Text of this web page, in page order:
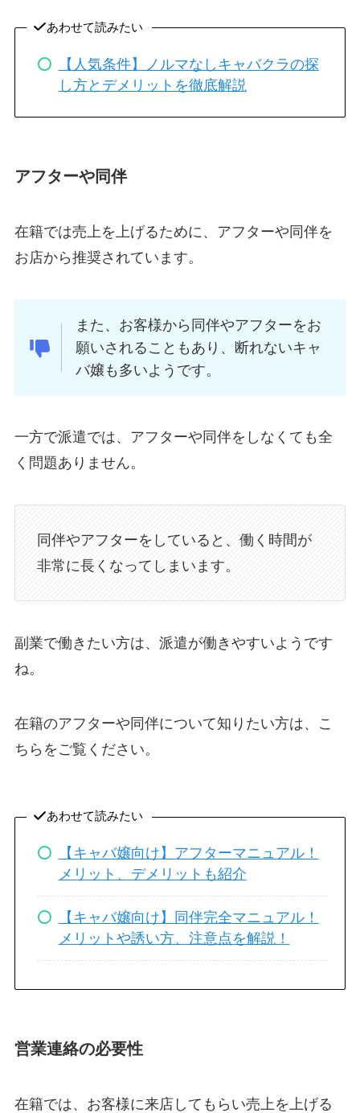
あわせて読みたい
【人気条件】ノルマなしキャバクラの探
し方とデメリットを徹底解説
アフターや同伴
在籍では売上を上げるために、アフターや同伴を
お店から推奨されています。
また、お客様から同伴やアフターをお
願いされることもあり、断れないキャ
バ嬢も多いようです。
一方で派遣では、アフターや同伴をしなくても全
く問題ありません。
同伴やアフターをしていると、働く時間が
非常に長くなってしまいます。
副業で働きたい方は、派遣が働きやすいようです
ね。
在籍のアフターや同伴について知りたい方は、こ
ちらをご覧ください。
あわせて読みたい
【キャバ嬢向け】アフターマニュアル！
メリット、デメリットも紹介
【キャバ嬢向け】同伴完全マニュアル！
メリットや誘い方、注意点を解説！
営業連絡の必要性
在籍では、お客様に来店してもらい売上を上げる